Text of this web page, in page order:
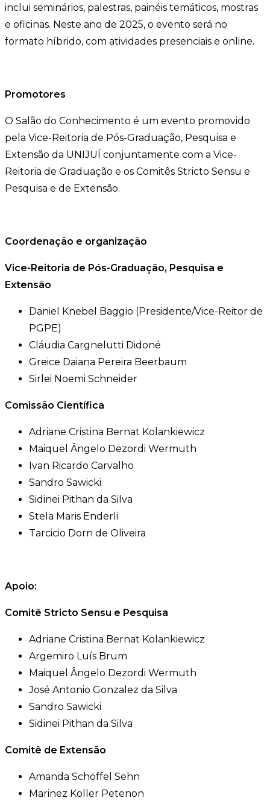
inclui seminários, palestras, painéis temáticos, mostras
e oficinas. Neste ano de 2025, o evento será no
formato híbrido, com atividades presenciais e online.
Promotores
O Salão do Conhecimento é um evento promovido
pela Vice-Reitoria de Pós-Graduação, Pesquisa e
Extensão da UNIJUÍ conjuntamente com a Vice-
Reitoria de Graduação e os Comitês Stricto Sensu e
Pesquisa e de Extensão.
Coordenação e organização
Vice-Reitoria de Pós-Graduação, Pesquisa e
Extensão
Daniel Knebel Baggio (Presidente/Vice-Reitor de
PGPE)
Cláudia Cargnelutti Didoné
Greice Daiana Pereira Beerbaum
Sirlei Noemi Schneider
Comissão Científica
Adriane Cristina Bernat Kolankiewicz
Maiquel Ângelo Dezordi Wermuth
Ivan Ricardo Carvalho
Sandro Sawicki
Sidinei Pithan da Silva
Stela Maris Enderli
Tarcicio Dorn de Oliveira
Apoio:
Comitê Stricto Sensu e Pesquisa
Adriane Cristina Bernat Kolankiewicz
Argemiro Luís Brum
Maiquel Ângelo Dezordi Wermuth
José Antonio Gonzalez da Silva
Sandro Sawicki
Sidinei Pithan da Silva
Comitê de Extensão
Amanda Schöffel Sehn
Marinez Koller Petenon